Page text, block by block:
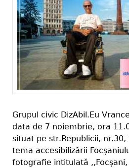
Grupul civic DizAbil.Eu
data de 7 noiembrie, ora
situat pe str.Republicii,
tema accesibilizării
fotografie intitulată